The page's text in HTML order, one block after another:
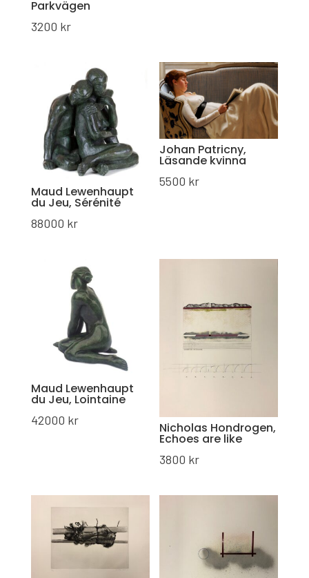
Parkvägen
3200 kr
Maud Lewenhaupt
du Jeu, Sérénité
88000 kr
Johan Patricny,
Läsande kvinna
5500 kr
Maud Lewenhaupt
du Jeu, Lointaine
42000 kr Nicholas Hondrogen,
Echoes are like
3800 kr